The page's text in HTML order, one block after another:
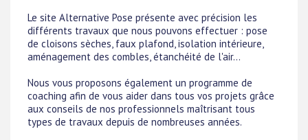
Le site Alternative Pose présente avec précision les
différents travaux que nous pouvons effectuer : pose
de cloisons sèches, faux plafond, isolation intérieure,
aménagement des combles, étanchéité de l'air...
Nous vous proposons également un programme de
coaching afin de vous aider dans tous vos projets grâce
aux conseils de nos professionnels maîtrisant tous
types de travaux depuis de nombreuses années.